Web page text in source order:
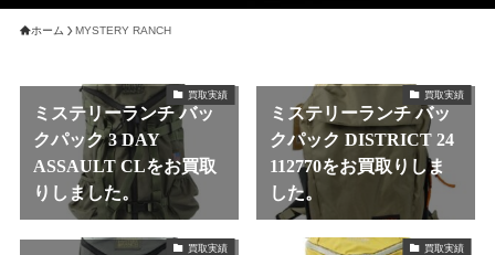
ホーム MYSTERY RANCH
買取実績
ミステリーランチ バッ
クパック 3 DAY
ASSAULT CLをお買取
りしました。
買取実績
ミステリーランチ バッ
クパック DISTRICT 24
112770をお買取りしま
した。
買取実績 買取実績